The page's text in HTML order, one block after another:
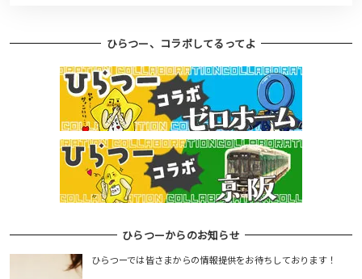
ひらつー、コラボしてるってよ
ひらつーからのお知らせ
ひらつーでは皆さまからの情報提供をお待ちしております！